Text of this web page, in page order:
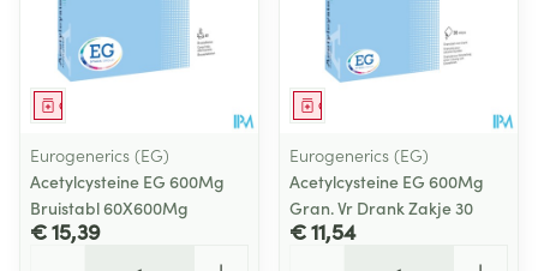
Geneesmiddel
Eurogenerics (EG)
Acetylcysteine EG 600Mg
Bruistabl 60X600Mg
€ 15,39
Geneesmiddel
Eurogenerics (EG)
Acetylcysteine EG 600Mg
Gran. Vr Drank Zakje 30
€ 11,54